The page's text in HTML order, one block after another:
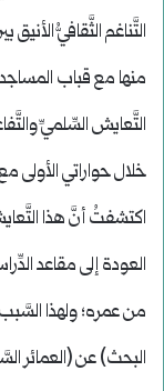
التَّناغم الثَّقافيُّ
منها مع قباب
التَّعايش السِّلميِّ
خلال حواراتي
اكتشفتُ أنَّ هذا
العودة إلى مقاعد
من عمره؛ ولهذا
البحث) عن (العمائر